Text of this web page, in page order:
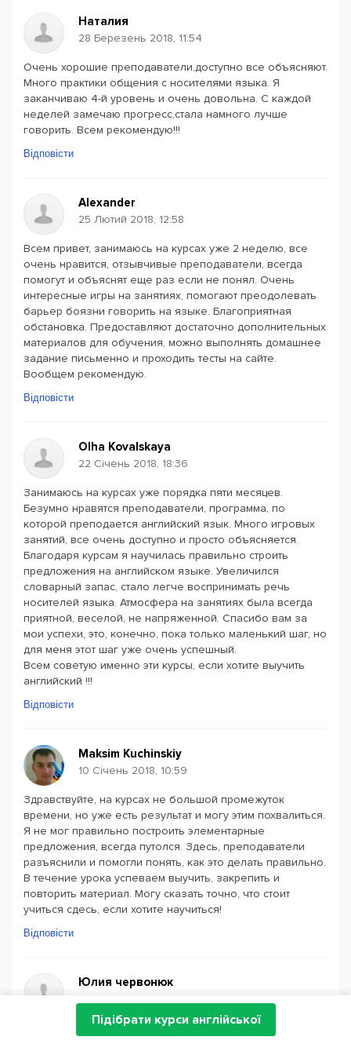
Наталия
28 Березень 2018, 11:54
Очень хорошие преподаватели,доступно все объясняют.
Много практики общения с носителями языка. Я
заканчиваю 4-й уровень и очень довольна. С каждой
неделей замечаю прогресс,стала намного лучше
говорить. Всем рекомендую!!!
Відповісти
Alexander
25 Лютий 2018, 12:58
Всем привет, занимаюсь на курсах уже 2 неделю, все
очень нравится, отзывчивые преподаватели, всегда
помогут и объяснят еще раз если не понял. Очень
интересные игры на занятиях, помогают преодолевать
барьер боязни говорить на языке. Благоприятная
обстановка. Предоставляют достаточно дополнительных
материалов для обучения, можно выполнять домашнее
задание письменно и проходить тесты на сайте.
Вообщем рекомендую.
Відповісти
Olha Kovalskaya
22 Січень 2018, 18:36
Занимаюсь на курсах уже порядка пяти месяцев.
Безумно нравятся преподаватели, программа, по
которой преподается английский язык. Много игровых
занятий, все очень доступно и просто объясняется.
Благодаря курсам я научилась правильно строить
предложения на английском языке. Увеличился
словарный запас, стало легче воспринимать речь
носителей языка. Атмосфера на занятиях была всегда
приятной, веселой, не напряженной. Спасибо вам за
мои успехи, это, конечно, пока только маленький шаг, но
для меня этот шаг уже очень успешный.
Всем советую именно эти курсы, если хотите выучить
английский !!!
Відповісти
Maksim Kuchinskiy
10 Січень 2018, 10:59
Здравствуйте, на курсах не большой промежуток
времени, но уже есть результат и могу этим похвалиться.
Я не мог правильно построить элементарные
предложения, всегда путолся. Здесь, преподаватели
разъяснили и помогли понять, как это делать правильно.
В течение урока успеваем выучить, закрепить и
повторить материал. Могу сказать точно, что стоит
учиться сдесь, если хотите научиться!
Відповісти
Юлия червонюк
Здравствуйте, хотела сказать,что курсы действительно
Підібрати курси англійської